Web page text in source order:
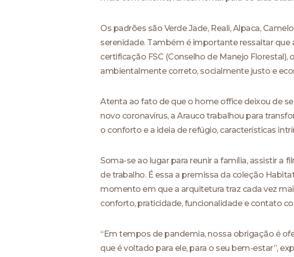
Os padrões são Verde Jade, Reali, Alpaca,
serenidade. Também é importante ressaltar
certificação FSC (Conselho de Manejo
ambientalmente correto, socialmente justo e
Atenta ao fato de que o home office deixou de
novo coronavírus, a Arauco trabalhou para
o conforto e a ideia de refúgio, características
Soma-se ao lugar para reunir a família, assistir a
de trabalho. É essa a premissa da coleção
momento em que a arquitetura traz cada vez
conforto, praticidade, funcionalidade e contato
“Em tempos de pandemia, nossa obrigação é
que é voltado para ele, para o seu bem-estar”,